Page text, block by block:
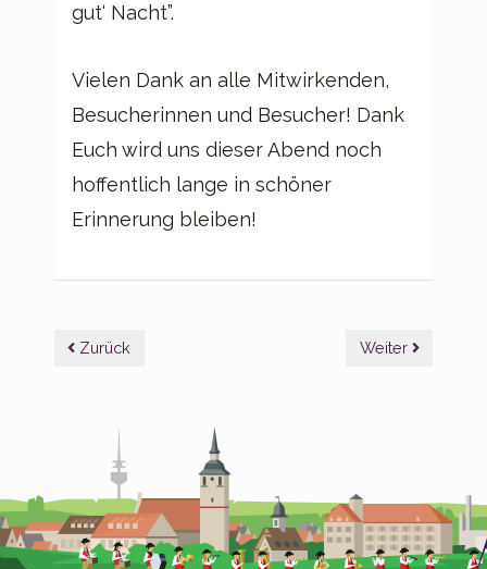
gut‘ Nacht”.
Vielen Dank an alle Mitwirkenden,
Besucherinnen und Besucher! Dank
Euch wird uns dieser Abend noch
hoffentlich lange in schöner
Erinnerung bleiben!
Beitragsnavigation
Zurück Weiter